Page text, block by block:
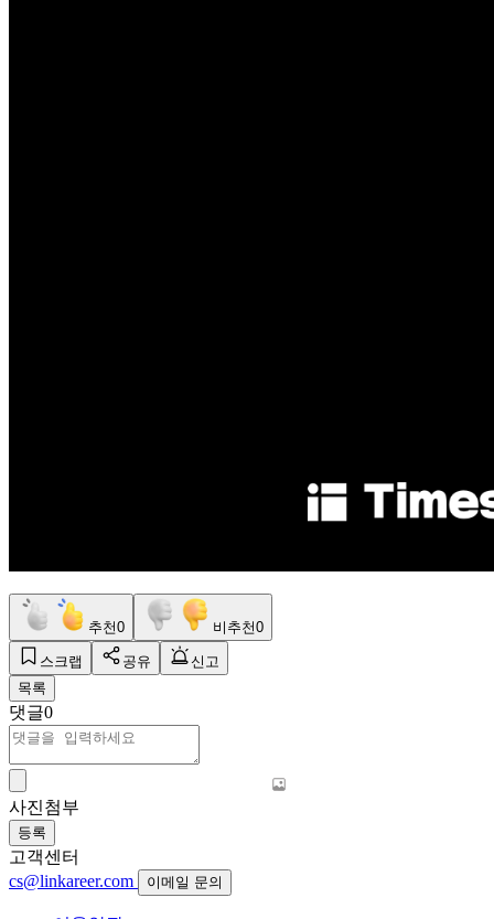
추천0 비추천0
스크랩 공유
신고
목록
댓글0
사진첨부
등록
고객센터
cs@linkareer.com
이메일 문의